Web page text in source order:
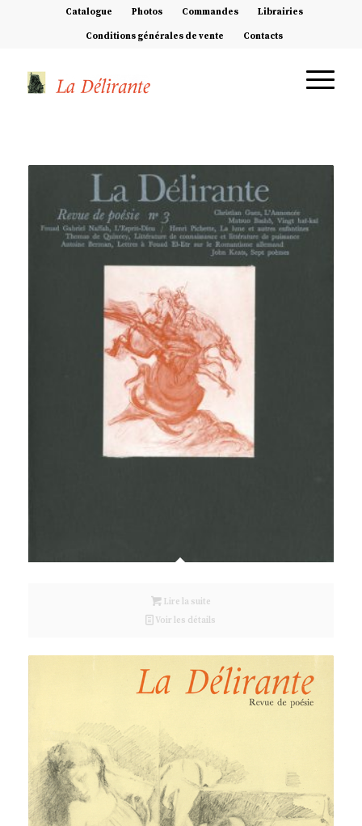
Catalogue Photos Commandes Librairies
Conditions générales de vente Contacts
Lire la suite
Voir les détails